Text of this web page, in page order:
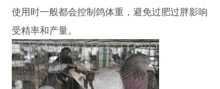
使用时一般都会控制鸽体重，避免过肥过胖影响
受精率和产量。